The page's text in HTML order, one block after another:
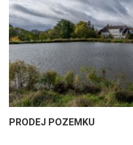
PRODEJ POZEMKU